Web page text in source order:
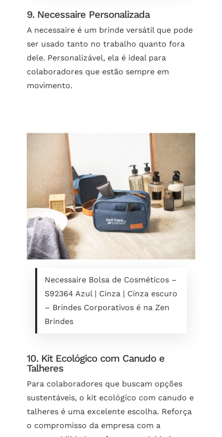
9. Necessaire Personalizada
A necessaire é um brinde versátil que pode
ser usado tanto no trabalho quanto fora
dele. Personalizável, ela é ideal para
colaboradores que estão sempre em
movimento.
Necessaire Bolsa de Cosméticos –
S92364 Azul | Cinza | Cinza escuro
– Brindes Corporativos é na Zen
Brindes
10. Kit Ecológico com Canudo e
Talheres
Para colaboradores que buscam opções
sustentáveis, o kit ecológico com canudo e
talheres é uma excelente escolha. Reforça
o compromisso da empresa com a